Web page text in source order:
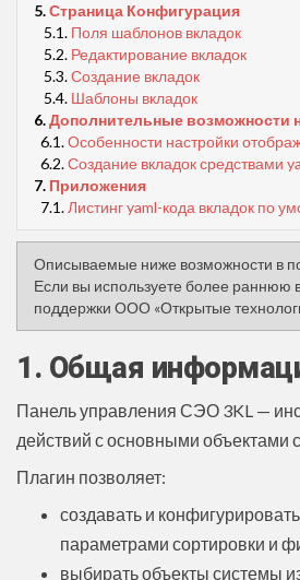
5.Страница Конфигурация
5.1. Поля шаблонов вкладок
5.2. Редактирование вкладок
5.3.Создание вкладок
5.4. Шаблоны вкладок
6.Дополнительные возможности
6.1.Особенности настройки
6.2.Создание вкладок средствами
7. Приложения
7.1.Листинг yaml-кода вкладок по
Описываемые ниже возможности в
Если вы используете более раннюю
поддержки ООО «Открытые
1. Общая
Панель управления СЭО 3KL —
действий с основными объектами
Плагин позволяет:
создавать и
параметрами сортировки и
выбирать объекты системы